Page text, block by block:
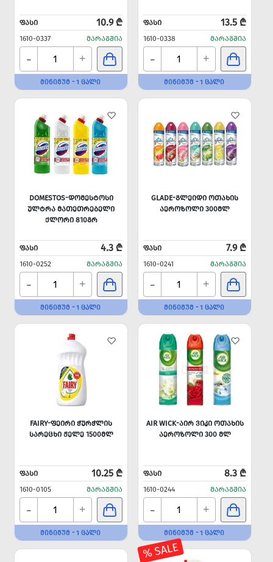
ᲤᲐᲡᲘ 10.9 ₾
1610-0337 ᲛᲐᲠᲐᲒᲨᲘᲐ
- +
ᲛᲘᲜᲘᲛᲣᲛ - 1 ᲪᲐᲚᲘ
ᲤᲐᲡᲘ 13.5 ₾
1610-0338 ᲛᲐᲠᲐᲒᲨᲘᲐ
- +
ᲛᲘᲜᲘᲛᲣᲛ - 1 ᲪᲐᲚᲘ
DOMESTOS-ᲓᲝᲛᲔᲡᲢᲝᲡᲘ
ᲣᲚᲢᲠᲐ ᲛᲐᲗᲔᲗᲠᲔᲑᲔᲚᲘ
ᲥᲚᲝᲠᲘ 810ᲒᲠ
ᲤᲐᲡᲘ 4.3 ₾
1610-0252 ᲛᲐᲠᲐᲒᲨᲘᲐ
- +
ᲛᲘᲜᲘᲛᲣᲛ - 1 ᲪᲐᲚᲘ
GLADE-ᲒᲚᲔᲘᲓᲘ ᲝᲗᲐᲮᲘᲡ
ᲐᲔᲠᲝᲖᲝᲚᲘ 300ᲛᲚ
ᲤᲐᲡᲘ 7.9 ₾
1610-0241 ᲛᲐᲠᲐᲒᲨᲘᲐ
- +
ᲛᲘᲜᲘᲛᲣᲛ - 1 ᲪᲐᲚᲘ
FAIRY-ᲤᲔᲘᲠᲘ ᲭᲣᲠᲭᲚᲘᲡ
ᲡᲐᲠᲔᲪᲮᲘ ᲟᲔᲚᲔ 1500ᲛᲚ
ᲤᲐᲡᲘ 10.25 ₾
1610-0105 ᲛᲐᲠᲐᲒᲨᲘᲐ
- +
ᲛᲘᲜᲘᲛᲣᲛ - 1 ᲪᲐᲚᲘ
AIR WICK-ᲐᲘᲠ ᲕᲘᲙᲘ ᲝᲗᲐᲮᲘᲡ
ᲐᲔᲠᲝᲖᲝᲚᲘ 300 ᲛᲚ
ᲤᲐᲡᲘ 8.3 ₾
1610-0244 ᲛᲐᲠᲐᲒᲨᲘᲐ
- +
ᲛᲘᲜᲘᲛᲣᲛ - 1 ᲪᲐᲚᲘ
% SALE